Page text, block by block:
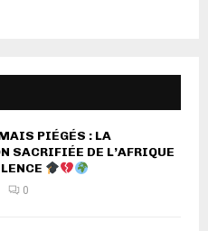
PIÉGÉS : LA
SACRIFIÉE DE L’AFRIQUE
0